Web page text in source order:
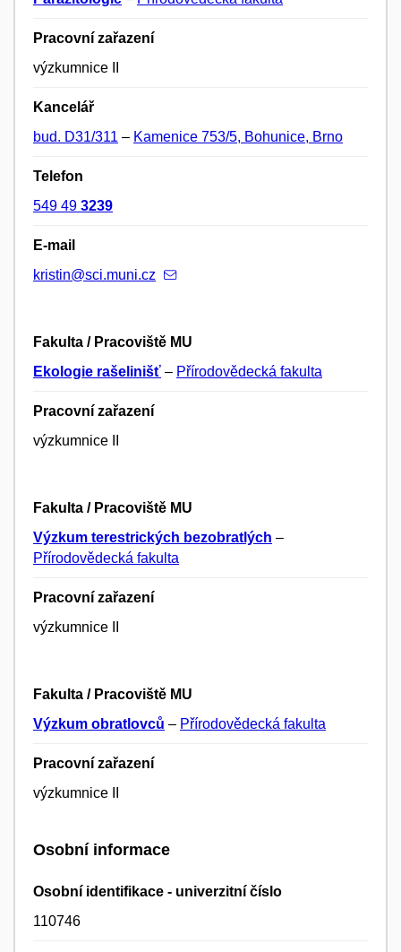
Pracovní zařazení
výzkumnice II
Kancelář
bud. D31/311 – Kamenice 753/5, Bohunice, Brno
Telefon
549 49 3239
E-mail
kristin@sci.muni.cz
Fakulta / Pracoviště MU
Ekologie rašelinišť – Přírodovědecká fakulta
Pracovní zařazení
výzkumnice II
Fakulta / Pracoviště MU
Výzkum terestrických bezobratlých –
Přírodovědecká fakulta
Pracovní zařazení
výzkumnice II
Fakulta / Pracoviště MU
Výzkum obratlovců – Přírodovědecká fakulta
Pracovní zařazení
výzkumnice II
Osobní informace
Osobní identifikace - univerzitní číslo
110746